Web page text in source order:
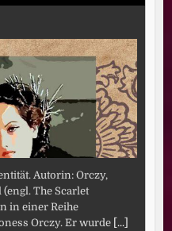
Autorin: Orczy,
The Scarlet
in einer Reihe
Orczy. Er wurde [...]